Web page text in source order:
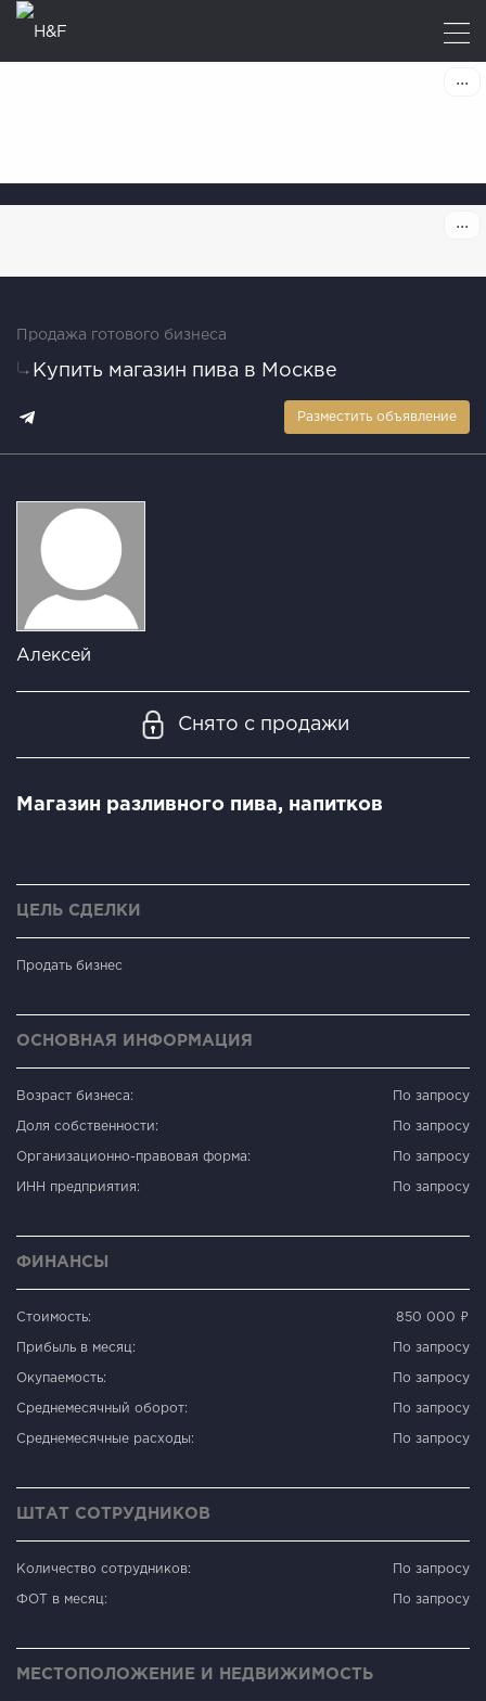
Продажа готового бизнеса
Купить магазин пива в Москве
Разместить объявление
Алексей
Снято с продажи
Магазин разливного пива, напитков
ЦЕЛЬ СДЕЛКИ
Продать бизнес
ОСНОВНАЯ ИНФОРМАЦИЯ
Возраст бизнеса: По запросу
Доля собственности: По запросу
Организационно-правовая форма: По запросу
ИНН предприятия: По запросу
ФИНАНСЫ
Стоимость: 850 000 ₽
Прибыль в месяц: По запросу
Окупаемость: По запросу
Среднемесячный оборот: По запросу
Среднемесячные расходы: По запросу
ШТАТ СОТРУДНИКОВ
Количество сотрудников: По запросу
ФОТ в месяц: По запросу
МЕСТОПОЛОЖЕНИЕ И НЕДВИЖИМОСТЬ